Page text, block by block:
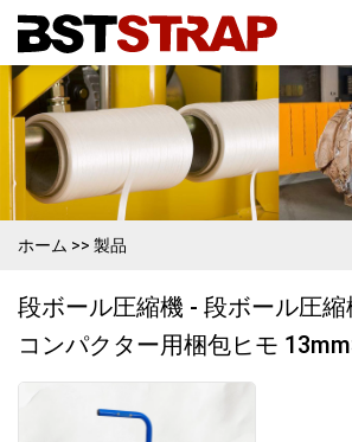
ホーム >> 製品
段ボール圧縮機 - 段ボール圧
コンパクター用梱包ヒモ